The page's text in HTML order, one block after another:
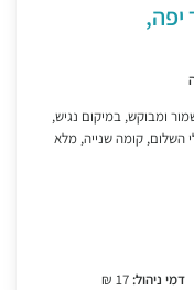
של 183 מ"ר, בבניין שמור ומבוקש, במיקום נגיש,
השלום, קומה שנייה, מלא
דמי ניהול: 17 ₪